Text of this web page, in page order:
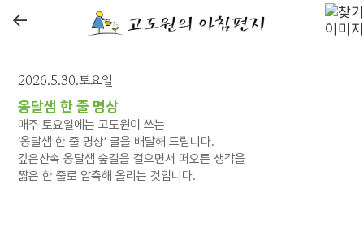
←
2026.5.30.토요일
옹달샘 한 줄 명상
매주 토요일에는 고도원이 쓰는
‘옹달샘 한 줄 명상’ 글을 배달해 드립니다.
깊은산속 옹달샘 숲길을 걸으면서 떠오른 생각을
짧은 한 줄로 압축해 올리는 것입니다.